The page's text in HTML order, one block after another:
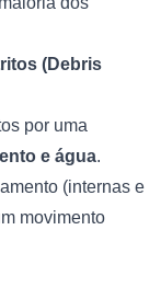
(Debris
por uma
e água.
(internas e
movimento